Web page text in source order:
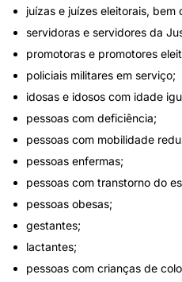
juízas e juízes eleitorais, bem
servidoras e servidores da
promotoras e promotores
policiais militares em serviço;
idosas e idosos com idade
pessoas com deficiência;
pessoas com mobilidade
pessoas enfermas;
pessoas com transtorno do
pessoas obesas;
gestantes;
lactantes;
pessoas com crianças de